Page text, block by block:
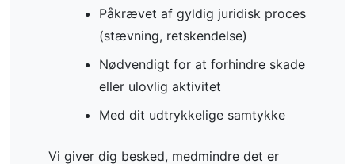
Påkrævet af gyldig juridisk proces
(stævning, retskendelse)
Nødvendigt for at forhindre skade
eller ulovlig aktivitet
Med dit udtrykkelige samtykke
Vi giver dig besked, medmindre det er